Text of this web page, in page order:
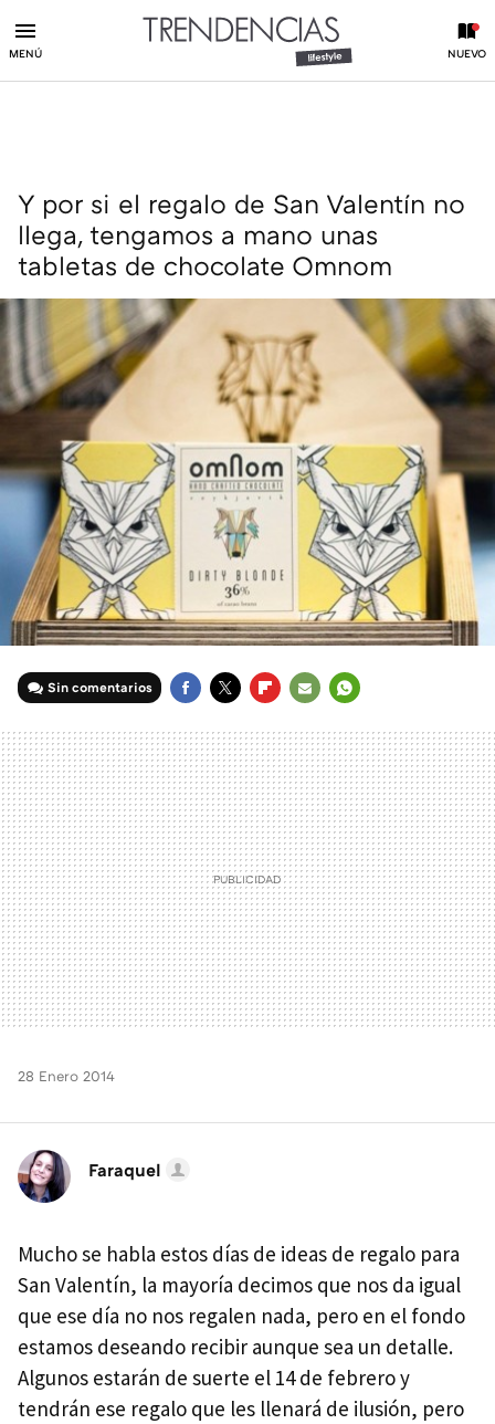
MENÚ NUEVO
Y por si el regalo de San Valentín no
llega, tengamos a mano unas
tabletas de chocolate Omnom
Sin comentarios
MAIL
28 Enero 2014
Faraquel
Mucho se habla estos días de ideas de regalo para
San Valentín, la mayoría decimos que nos da igual
que ese día no nos regalen nada, pero en el fondo
estamos deseando recibir aunque sea un detalle.
Algunos estarán de suerte el 14 de febrero y
tendrán ese regalo que les llenará de ilusión, pero